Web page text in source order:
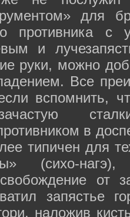
для
противника с
и
руки, можно
Все
вспомнить,
в
типичен для
(сихо-
от
запястье
наложив